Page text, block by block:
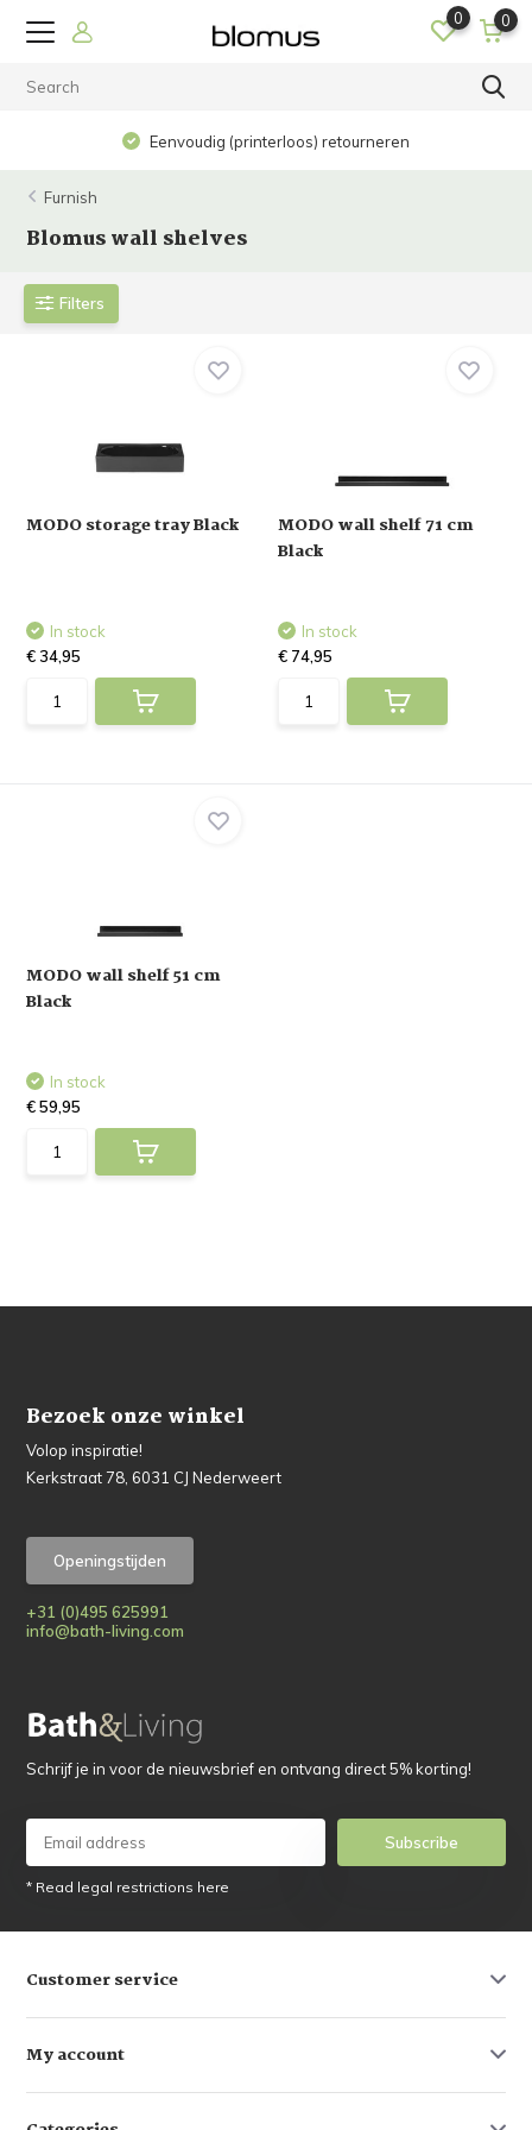
0 0
Eenvoudig (printerloos) retourneren
Furnish
Blomus wall shelves
Filters
MODO storage tray Black
In stock
€ 34,95
MODO wall shelf 71 cm
Black
In stock
€ 74,95
MODO wall shelf 51 cm
Black
In stock
€ 59,95
Bezoek onze winkel
Volop inspiratie!
Kerkstraat 78, 6031 CJ Nederweert
Openingstijden
+31 (0)495 625991
info@bath-living.com
Schrijf je in voor de nieuwsbrief en ontvang direct 5% korting!
Subscribe
* Read legal restrictions here
Customer service
My account